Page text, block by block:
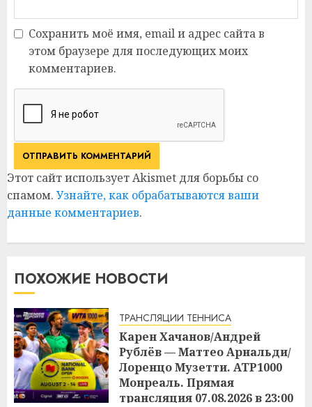
Сохранить моё имя, email и адрес сайта в
этом браузере для последующих моих
комментариев.
Этот сайт использует Akismet для борьбы со
спамом. Узнайте, как обрабатываются ваши
данные комментариев.
ПОХОЖИЕ НОВОСТИ
ТРАНСЛЯЦИИ ТЕННИСА
Карен Хачанов/Андрей
Рублёв — Маттео Арнальди/
Лоренцо Музетти. ATP1000
Монреаль. Прямая
трансляция 07.08.2026 в 23:00